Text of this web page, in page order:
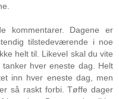
kommentarer. Dagene er
tilstedeværende i noe
helt til. Likevel skal du vite
hver eneste dag. Helt
inn hver eneste dag, men
så raskt forbi. Tøffe dager